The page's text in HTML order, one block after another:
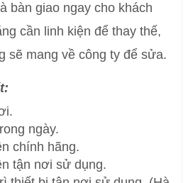
bàn giao ngay cho khách
cần linh kiện để thay thế,
sẽ mang về công ty để sửa.
ngày.
chính hãng.
tận nơi sử dụng.